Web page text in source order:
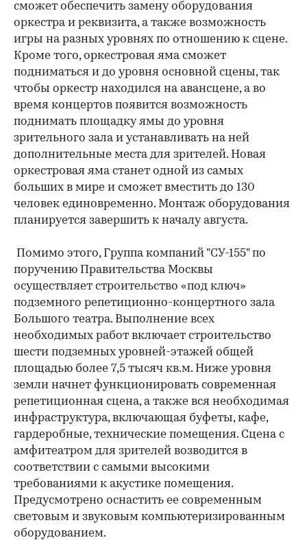
сможет обеспечить замену оборудования
оркестра и реквизита, а также возможность
игры на разных уровнях по отношению к сцене.
Кроме того, оркестровая яма сможет
подниматься и до уровня основной сцены, так
чтобы оркестр находился на авансцене, а во
время концертов появится возможность
поднимать площадку ямы до уровня
зрительного зала и устанавливать на ней
дополнительные места для зрителей. Новая
оркестровая яма станет одной из самых
больших в мире и сможет вместить до 130
человек единовременно. Монтаж оборудования
планируется завершить к началу августа.
Помимо этого, Группа компаний "СУ-155" по
поручению Правительства Москвы
осуществляет строительство «под ключ»
подземного репетиционно-концертного зала
Большого театра. Выполнение всех
необходимых работ включает строительство
шести подземных уровней-этажей общей
площадью более 7,5 тысяч кв.м. Ниже уровня
земли начнет функционировать современная
репетиционная сцена, а также вся необходимая
инфраструктура, включающая буфеты, кафе,
гардеробные, технические помещения. Сцена с
амфитеатром для зрителей возводится в
соответствии с самыми высокими
требованиями к акустике помещения.
Предусмотрено оснастить ее современным
световым и звуковым компьютеризированным
оборудованием.